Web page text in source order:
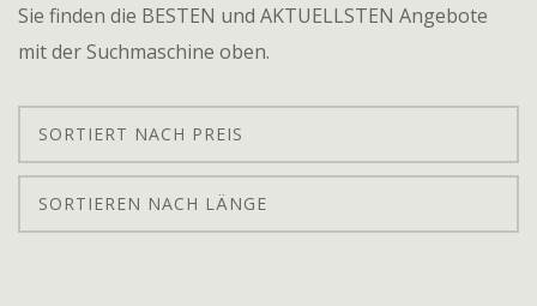
Sie finden die BESTEN und AKTUELLSTEN Angebote
mit der Suchmaschine oben.
SORTIERT NACH PREIS
SORTIEREN NACH LÄNGE